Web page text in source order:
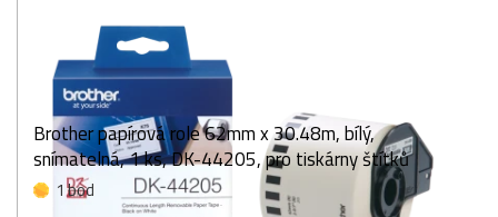
Brother papírová role 62mm x 30.48m, bílý,
snímatelná, 1 ks, DK-44205, pro tiskárny štítků
1 bod